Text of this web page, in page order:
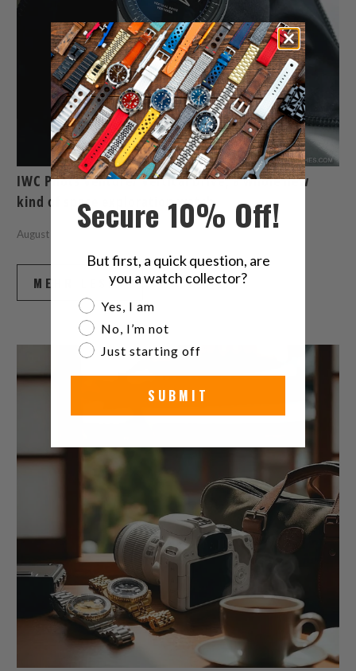
IWC Pilots Venturer Vertical Drive, a whole new
kind of space exploration watch
August 06, 2026
MEHR LESEN
Secure 10% Off!
But first, a quick question, are
you a watch collector?
Are you a watch collector?
Yes, I am
No, I’m not
Just starting off
SUBMIT